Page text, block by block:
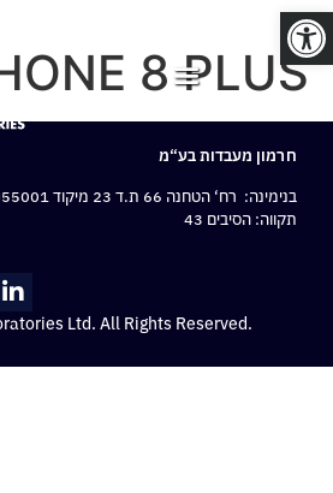
פתח סרגל נגישות
8 PLUS
חרמון מעבדות בע“מ
בנימינה: רח‘ הטחנה 66 ת.ד 23 מיקוד 3055001,
תקווה: הסיבים 43
Ltd. All Rights Reserved.